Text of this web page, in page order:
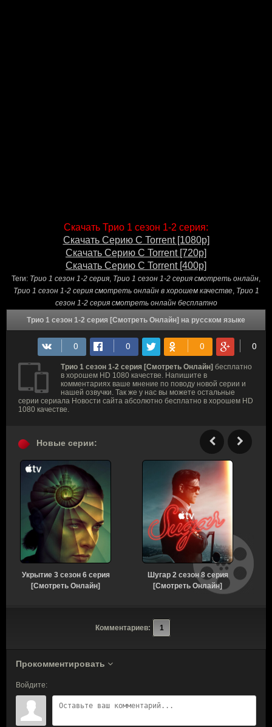
Скачать Трио 1 сезон 1-2 серия:
Скачать Серию С Torrent [1080p]
Скачать Серию С Torrent [720p]
Скачать Серию С Torrent [400p]
Теги: Трио 1 сезон 1-2 серия Трио 1 сезон 1-2 серия смотреть онлайн
Трио 1 сезон 1-2 серия смотреть онлайн в хорошем качестве, Трио 1
сезон 1-2 серия смотреть онлайн бесплатно
Трио 1 сезон 1-2 серия [Смотреть Онлайн] на русском языке
Трио 1 сезон 1-2 серия [Смотреть Онлайн] бесплатно
в хорошем HD 1080 качестве. Напишите в
комментариях ваше мнение по поводу новой серии и
нашей озвучки. Так же у нас вы можете остальные
серии сериала Новости сайта абсолютно бесплатно в хорошем HD
1080 качестве.
Новые серии:
Укрытие 3 сезон 6 серия
[Смотреть Онлайн]
Шугар 2 сезон 8 серия
[Смотреть Онлайн]
Комментариев: 1
Прокомментировать
Войдите: